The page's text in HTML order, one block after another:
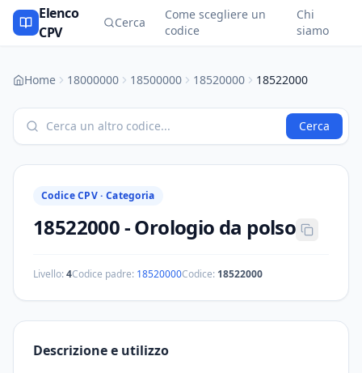
Elenco
CPV
Cerca
Come scegliere un
codice
Chi
siamo
Home 18000000 18500000 18520000 18522000
Cerca
Codice CPV · Categoria
18522000-Orologio da polso
Livello:4Codice padre: 18520000Codice: 18522000
Descrizione e utilizzo